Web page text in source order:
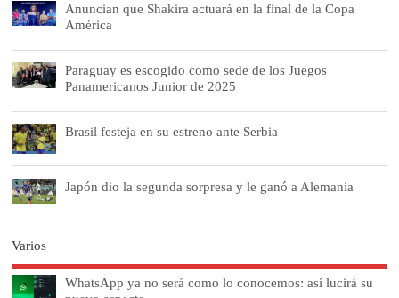
Anuncian que Shakira actuará en la final de la Copa
América
Paraguay es escogido como sede de los Juegos
Panamericanos Junior de 2025
Brasil festeja en su estreno ante Serbia
Japón dio la segunda sorpresa y le ganó a Alemania
Varios
WhatsApp ya no será como lo conocemos: así lucirá su